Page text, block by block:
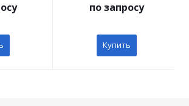
по запросу
Купить